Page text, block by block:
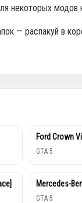
некоторых
— распакуй в
Ford Crown
GTA 5
Mercedes-
GTA 5